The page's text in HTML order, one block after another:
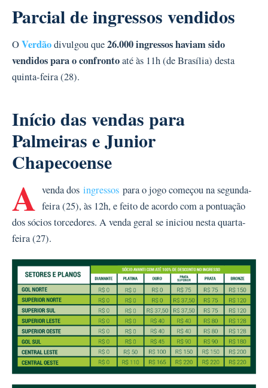
Parcial de ingressos vendidos
OVerdãodivulgou que26.000 ingressos haviam sido
vendidos para o confrontoaté às 11h (de Brasília) desta
quinta-feira (28).
Início das vendas para
Palmeiras e Junior
Chapecoense
A venda dos ingressos para o jogo começou na segunda-
feira (25), às 12h, e feito de acordo com a pontuação
dos sócios torcedores. A venda geral se iniciou nesta quarta-
feira (27).